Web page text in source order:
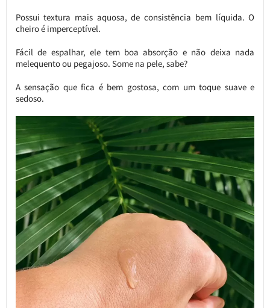
Possui textura mais aquosa, de consistência bem líquida. O
cheiro é imperceptível.
Fácil de espalhar, ele tem boa absorção e não deixa nada
melequento ou pegajoso. Some na pele, sabe?
A sensação que fica é bem gostosa, com um toque suave e
sedoso.